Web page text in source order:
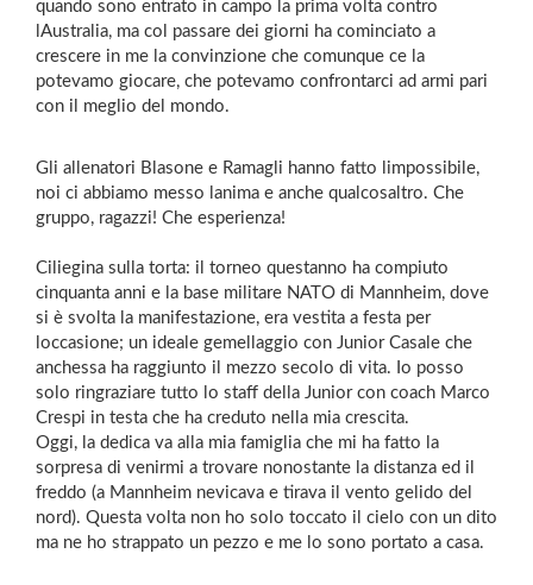
quando sono entrato in campo la prima volta contro
lAustralia, ma col passare dei giorni ha cominciato a
crescere in me la convinzione che comunque ce la
potevamo giocare, che potevamo confrontarci ad armi pari
con il meglio del mondo.
Gli allenatori Blasone e Ramagli hanno fatto limpossibile,
noi ci abbiamo messo lanima e anche qualcosaltro. Che
gruppo, ragazzi! Che esperienza!
Ciliegina sulla torta: il torneo questanno ha compiuto
cinquanta anni e la base militare NATO di Mannheim, dove
si è svolta la manifestazione, era vestita a festa per
loccasione; un ideale gemellaggio con Junior Casale che
anchessa ha raggiunto il mezzo secolo di vita. Io posso
solo ringraziare tutto lo staff della Junior con coach Marco
Crespi in testa che ha creduto nella mia crescita.
Oggi, la dedica va alla mia famiglia che mi ha fatto la
sorpresa di venirmi a trovare nonostante la distanza ed il
freddo (a Mannheim nevicava e tirava il vento gelido del
nord). Questa volta non ho solo toccato il cielo con un dito
ma ne ho strappato un pezzo e me lo sono portato a casa.